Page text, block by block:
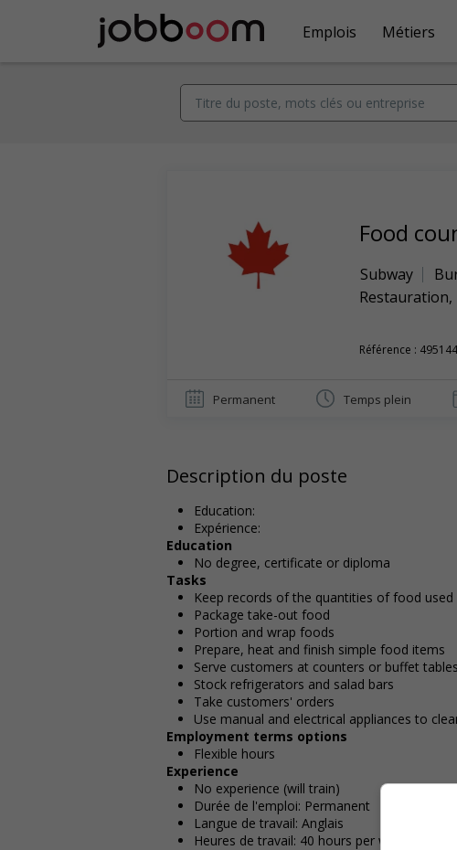
Emplois Métiers
Food
Subway
Référence :
Permanent Temps plein
Description du poste
Education:
Expérience:
Education
No degree, certificate or diploma
Tasks
Keep records of the quantities of food used
Package take-out food
Portion and wrap foods
Prepare, heat and finish simple food items
Serve customers at counters or buffet tables
Stock refrigerators and salad bars
Take customers' orders
Use manual and electrical appliances to
Employment terms options
Flexible hours
Experience
No experience (will train)
Durée de l'emploi: Permanent
Langue de travail: Anglais
Heures de travail: 40 hours per week